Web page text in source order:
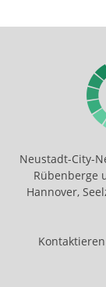
Neustadt-City-
Rübenberge
Hannover,